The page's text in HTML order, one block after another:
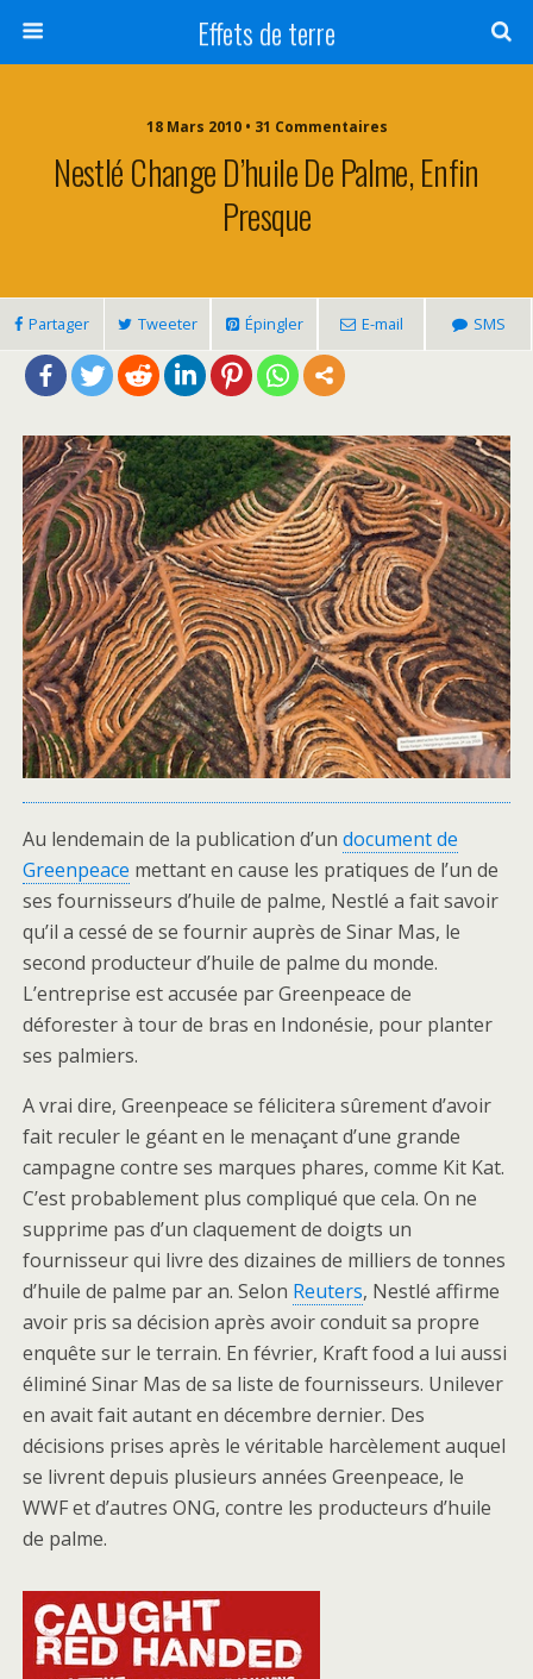
Effets de terre
18 Mars 2010 • 31 Commentaires
Nestlé Change D’huile De Palme, Enfin
Presque
Partager Tweeter Épingler E-mail SMS
Au lendemain de la publication d’un document de
Greenpeace mettant en cause les pratiques de l’un de
ses fournisseurs d’huile de palme, Nestlé a fait savoir
qu’il a cessé de se fournir auprès de Sinar Mas, le
second producteur d’huile de palme du monde.
L’entreprise est accusée par Greenpeace de
déforester à tour de bras en Indonésie, pour planter
ses palmiers.
A vrai dire, Greenpeace se félicitera sûrement d’avoir
fait reculer le géant en le menaçant d’une grande
campagne contre ses marques phares, comme Kit Kat.
C’est probablement plus compliqué que cela. On ne
supprime pas d’un claquement de doigts un
fournisseur qui livre des dizaines de milliers de tonnes
d’huile de palme par an. Selon Reuters, Nestlé affirme
avoir pris sa décision après avoir conduit sa propre
enquête sur le terrain. En février, Kraft food a lui aussi
éliminé Sinar Mas de sa liste de fournisseurs. Unilever
en avait fait autant en décembre dernier. Des
décisions prises après le véritable harcèlement auquel
se livrent depuis plusieurs années Greenpeace, le
WWF et d’autres ONG, contre les producteurs d’huile
de palme.